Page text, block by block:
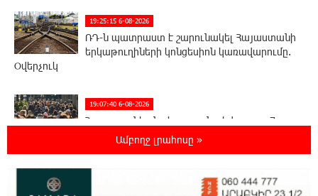
19:25:15 6-08-2026
ՌԴ-ն պատրաստ է շարունակել Հայաստանի
երկաթուղիների կոնցեսիոն կառավարումը.
Օվերչուկ
19:07:40 6-08-2026
Հայաստանի բնակչության թիվը շուրջ 7
հազարով ավելացել է
Իսրայելի ՊԲ-ն հարձակվել է Լիբանանում
Ամբողջ լրահոսը »